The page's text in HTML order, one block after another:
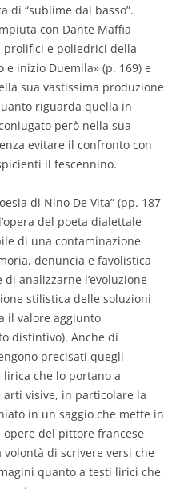
di “sublime dal basso”.
con Dante Maffia
e poliedrici della
inizio Duemila» (p. 169) e
sua vastissima produzione
riguarda quella in
però nella sua
evitare il confronto con
il fescennino.
di Nino De Vita” (pp. 187-
del poeta dialettale
di una contaminazione
denuncia e favolistica
analizzarne l’evoluzione
stilistica delle soluzioni
il valore aggiunto
distintivo). Anche di
precisati quegli
che lo portano a
visive, in particolare la
in un saggio che mette in
del pittore francese
volontà di scrivere versi che
quanto a testi lirici che